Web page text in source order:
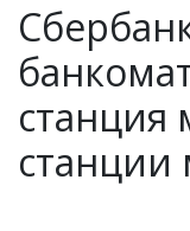
станция